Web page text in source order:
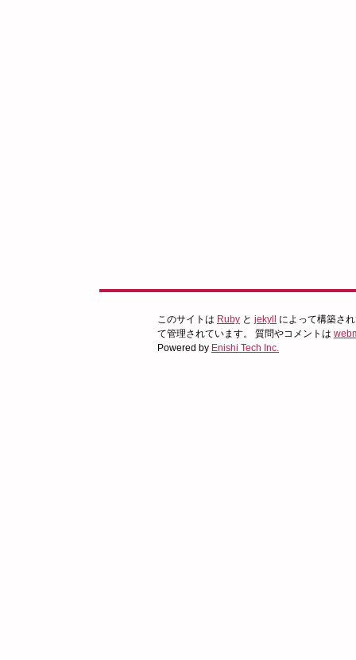
このサイトは Ruby と jekyll
によって構築さ
て管理されています。 質問やコメントは
Powered by Enishi Tech Inc.